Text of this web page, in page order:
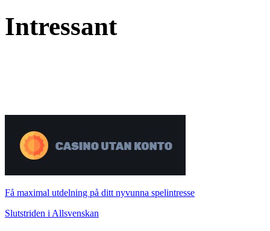
Intressant
Få maximal utdelning på ditt nyvunna spelintresse
Slutstriden i Allsvenskan